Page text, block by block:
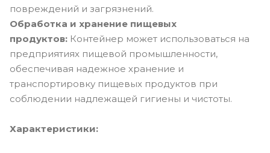
повреждений и загрязнений.
Обработка и хранение пищевых
продуктов: Контейнер может использоваться на
предприятиях пищевой промышленности,
обеспечивая надежное хранение и
транспортировку пищевых продуктов при
соблюдении надлежащей гигиены и чистоты.
Характеристики: